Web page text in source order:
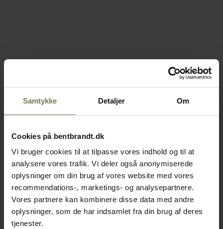
Samtykke Detaljer Om
Cookies på bentbrandt.dk
Vi bruger cookies til at tilpasse vores indhold og til at
analysere vores trafik. Vi deler også anonymiserede
oplysninger om din brug af vores website med vores
recommendations-, marketings- og analysepartnere.
Vores partnere kan kombinere disse data med andre
oplysninger, som de har indsamlet fra din brug af deres
tjenester.